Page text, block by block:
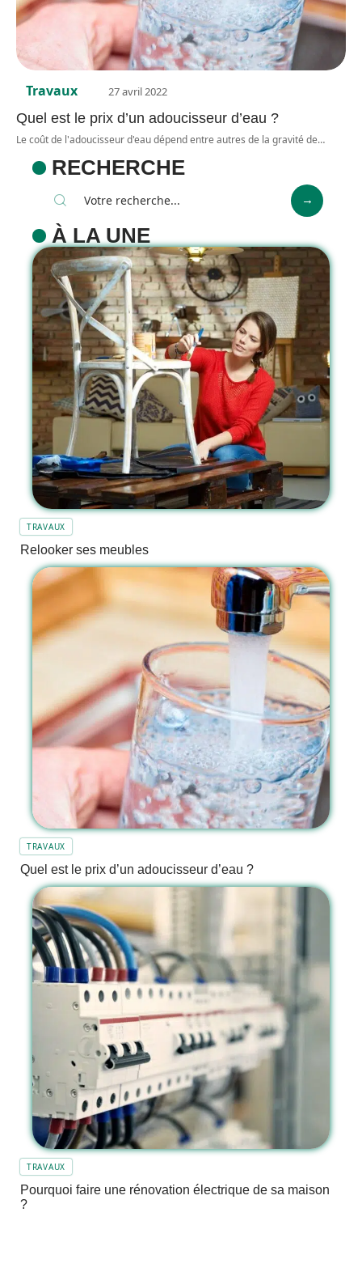
Travaux 27 avril 2022
Quel est le prix d’un adoucisseur d’eau ?
Le coût de l'adoucisseur d'eau dépend entre autres de la gravité de…
RECHERCHE
À LA UNE
TRAVAUX
Relooker ses meubles
TRAVAUX
Quel est le prix d’un adoucisseur d’eau ?
TRAVAUX
Pourquoi faire une rénovation électrique de sa maison
?